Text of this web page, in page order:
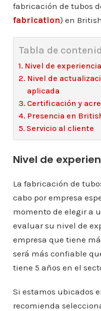
fabricación de tubos
fabrication) en
Tabla de
Nivel de experiencia
Nivel de
aplicada
Certificación y
Presencia en
Servicio al cliente
Nivel de
La fabricación de
cabo por empresa
momento de elegir a
evaluar su nivel de
empresa que tiene
será más confiable
tiene 5 años en el
Si estamos ubicados
recomienda